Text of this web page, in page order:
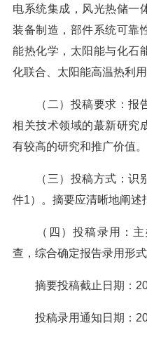
电系统集成，风光热储一
装备制造，部件系统可靠
能热化学，太阳能与化石
化联合、太阳能高温热利用
（二）投稿要求：报告
相关技术领域的蕞新研究
有较高的研究和推广价值。
（三）投稿方式：识别
件1）。摘要应清晰地阐述
（四）投稿录用：主
查，综合确定报告录用形
摘要投稿截止日期：
投稿录用通知日期：